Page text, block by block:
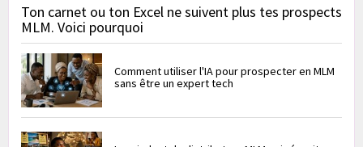
Ton carnet ou ton Excel ne suivent plus tes prospects
MLM. Voici pourquoi
Comment utiliser l'IA pour prospecter en MLM
sans être un expert tech